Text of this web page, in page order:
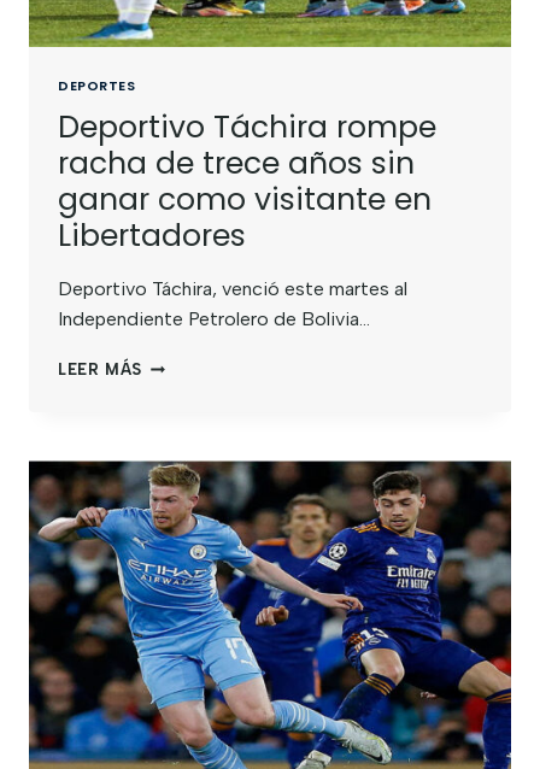
DEPORTES
Deportivo Táchira rompe
racha de trece años sin
ganar como visitante en
Libertadores
Deportivo Táchira, venció este martes al
Independiente Petrolero de Bolivia…
LEER MÁS